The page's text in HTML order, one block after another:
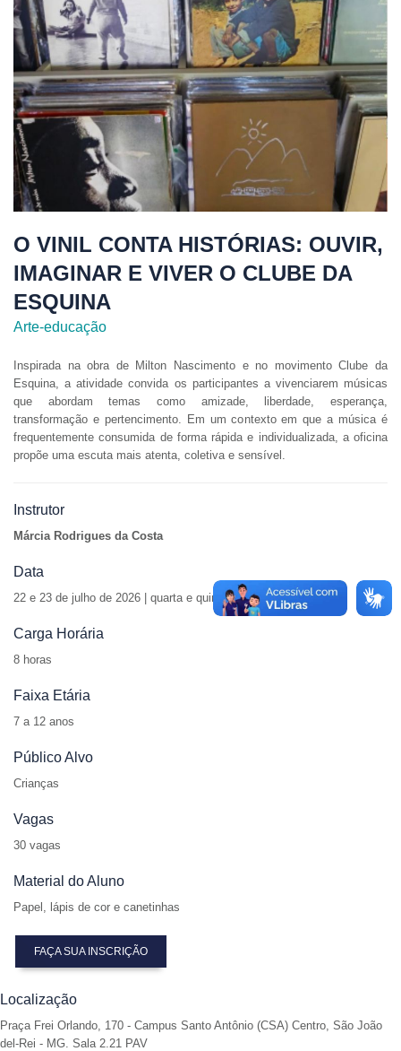
O VINIL CONTA HISTÓRIAS: OUVIR,
IMAGINAR E VIVER O CLUBE DA
ESQUINA
Arte-educação
Inspirada na obra de Milton Nascimento e no movimento Clube da
Esquina, a atividade convida os participantes a vivenciarem músicas
que abordam temas como amizade, liberdade, esperança,
transformação e pertencimento. Em um contexto em que a música é
frequentemente consumida de forma rápida e individualizada, a oficina
propõe uma escuta mais atenta, coletiva e sensível.
Instrutor
Márcia Rodrigues da Costa
Data
22 e 23 de julho de 2026 | quarta e quinta-feira | 14h30 às 18h30
Carga Horária
8 horas
Faixa Etária
7 a 12 anos
Público Alvo
Crianças
Vagas
30 vagas
Material do Aluno
Papel, lápis de cor e canetinhas
FAÇA SUA INSCRIÇÃO
Localização
Praça Frei Orlando, 170 - Campus Santo Antônio (CSA) Centro, São João
del-Rei - MG. Sala 2.21 PAV